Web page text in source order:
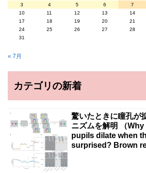
3
4 5 6 7
10
11 12 13 14
17
18 19 20 21
24
25 26 27 28
31
« 7月
カテゴリの新着
驚いたときに瞳孔が
ニズムを解明 （
pupils dilate when
surprised? Brown